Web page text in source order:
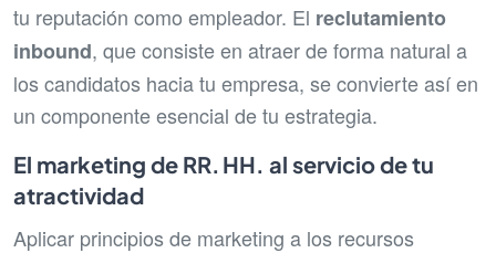
tu reputación como empleador. El reclutamiento
inbound, que consiste en atraer de forma natural a
los candidatos hacia tu empresa, se convierte así en
un componente esencial de tu estrategia.
El marketing de RR. HH. al servicio de tu
atractividad
Aplicar principios de marketing a los recursos